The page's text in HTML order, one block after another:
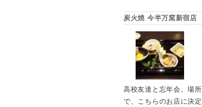
炭火焼 今半万窯新宿
高校友達と忘年会。場
で、こちらのお店に決